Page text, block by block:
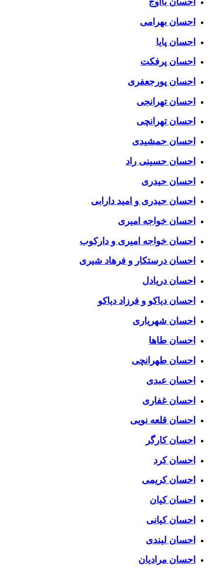
احسان بهرامی
احسان پایا
احسان پرفکت
احسان پورجعفری
احسان تهرانجی
احسان تهرانچی
احسان جمشیدی
احسان حسینی راد
احسان حیدری
احسان حیدری و امید دارابی
احسان خواجه امیری
احسان خواجه امیری و دارکوب
احسان درستكار و فرهاد شيرى
احسان دریادل
احسان دیاکو و فرزاد دیاکو
احسان شهریاری
احسان طاها
احسان طهرانچی
احسان عبدی
احسان غفاری
احسان قلعه نویی
احسان کارگر
احسان کرد
احسان کریمی
احسان کیان
احسان کیانی
احسان لیندی
احسان مرادیان